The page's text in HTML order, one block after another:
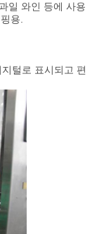
일 와인 등에 사용
용.
털로 표시되고 편